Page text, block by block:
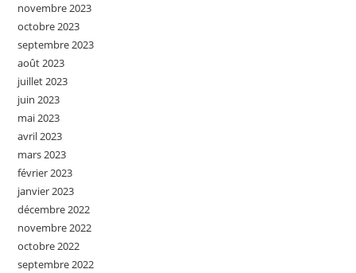
novembre 2023
octobre 2023
septembre 2023
août 2023
juillet 2023
juin 2023
mai 2023
avril 2023
mars 2023
février 2023
janvier 2023
décembre 2022
novembre 2022
octobre 2022
septembre 2022